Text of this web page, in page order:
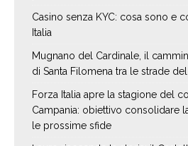
Casino senza KYC: cosa sono e
Italia
Mugnano del Cardinale, il
di Santa Filomena tra le strade
Forza Italia apre la stagione del
Campania: obiettivo consolidare
le prossime sfide